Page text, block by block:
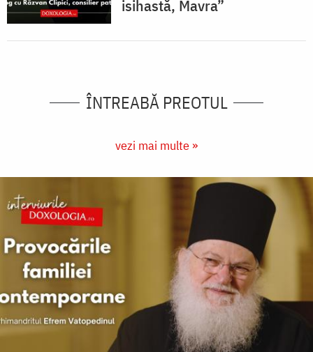
isihastă, Mavra”
ÎNTREABĂ PREOTUL
vezi mai multe »